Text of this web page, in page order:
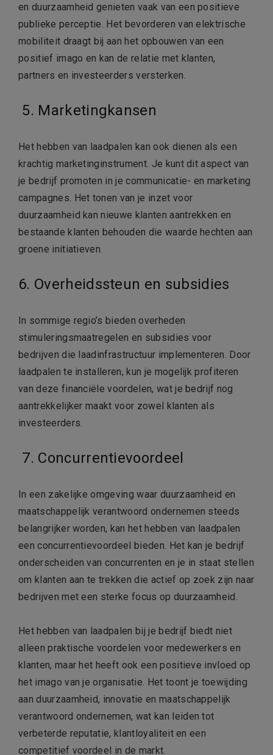
en duurzaamheid genieten vaak van een positieve
publieke perceptie. Het bevorderen van elektrische
mobiliteit draagt bij aan het opbouwen van een
positief imago en kan de relatie met klanten,
partners en investeerders versterken.
5. Marketingkansen
Het hebben van laadpalen kan ook dienen als een
krachtig marketinginstrument. Je kunt dit aspect van
je bedrijf promoten in je communicatie- en marketing
campagnes. Het tonen van je inzet voor
duurzaamheid kan nieuwe klanten aantrekken en
bestaande klanten behouden die waarde hechten aan
groene initiatieven.
6. Overheidssteun en subsidies
In sommige regio’s bieden overheden
stimuleringsmaatregelen en subsidies voor
bedrijven die laadinfrastructuur implementeren. Door
laadpalen te installeren, kun je mogelijk profiteren
van deze financiële voordelen, wat je bedrijf nog
aantrekkelijker maakt voor zowel klanten als
investeerders.
7. Concurrentievoordeel
In een zakelijke omgeving waar duurzaamheid en
maatschappelijk verantwoord ondernemen steeds
belangrijker worden, kan het hebben van laadpalen
een concurrentievoordeel bieden. Het kan je bedrijf
onderscheiden van concurrenten en je in staat stellen
om klanten aan te trekken die actief op zoek zijn naar
bedrijven met een sterke focus op duurzaamheid.
Het hebben van laadpalen bij je bedrijf biedt niet
alleen praktische voordelen voor medewerkers en
klanten, maar het heeft ook een positieve invloed op
het imago van je organisatie. Het toont je toewijding
aan duurzaamheid, innovatie en maatschappelijk
verantwoord ondernemen, wat kan leiden tot
verbeterde reputatie, klantloyaliteit en een
competitief voordeel in de markt.